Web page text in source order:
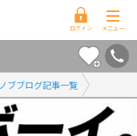
ノブブログ記事一覧